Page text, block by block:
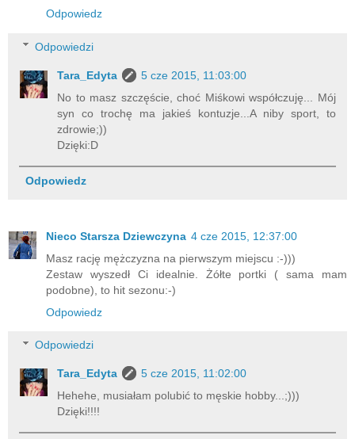
Odpowiedz
Odpowiedzi
Tara_Edyta
5 cze 2015, 11:03:00
No to masz szczęście, choć Miśkowi współczuję... Mój
syn co trochę ma jakieś kontuzje...A niby sport, to
zdrowie;))
Dzięki:D
Odpowiedz
Nieco Starsza Dziewczyna 4 cze 2015, 12:37:00
Masz rację mężczyzna na pierwszym miejscu :-)))
Zestaw wyszedł Ci idealnie. Żółte portki ( sama mam
podobne), to hit sezonu:-)
Odpowiedz
Odpowiedzi
Tara_Edyta
5 cze 2015, 11:02:00
Hehehe, musiałam polubić to męskie hobby...;)))
Dzięki!!!!